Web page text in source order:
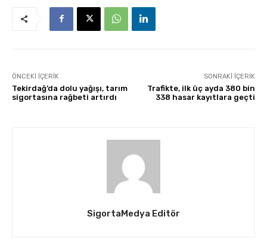
ÖNCEKI İÇERIK
Tekirdağ’da dolu yağışı, tarım
sigortasına rağbeti artırdı
SONRAKI İÇERIK
Trafikte, ilk üç ayda 380 bin
338 hasar kayıtlara geçti
SigortaMedya Editör